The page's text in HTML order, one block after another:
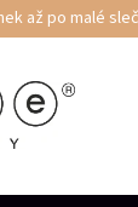
až po malé